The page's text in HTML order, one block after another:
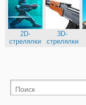
2D-
стрелялки
3D-
стрелялки